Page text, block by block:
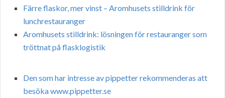
Färre flaskor, mer vinst – Aromhusets stilldrink för
lunchrestauranger
Aromhusets stilldrink: lösningen för restauranger som
tröttnat på flasklogistik
Den som har intresse av pippetter rekommenderas att
besöka www.pippetter.se